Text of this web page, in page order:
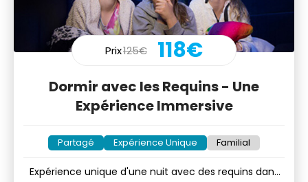
Prix125€ 118€
Dormir avec les Requins - Une
Expérience Immersive
Partagé Expérience Unique Familial
Expérience unique d'une nuit avec des requins dans